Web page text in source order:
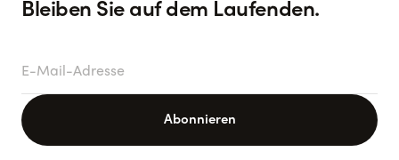
Bleiben Sie auf dem Laufenden.
E-Mail-Adresse
Abonnieren